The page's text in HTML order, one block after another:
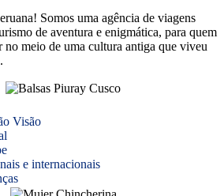
Somos uma agência de viagens
de aventura e enigmática, para quem
no meio de uma cultura antiga que viveu
Visão
e internacionais